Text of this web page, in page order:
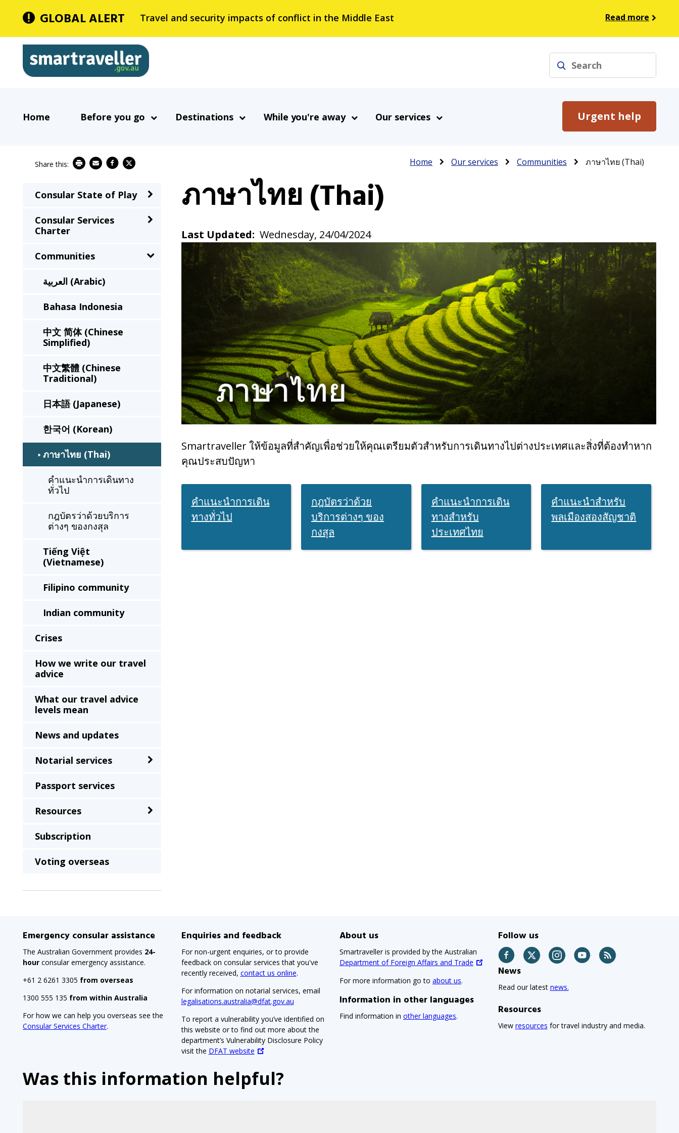
main
content
GLOBAL ALERT Travel and security impacts of conflict in the Middle East Read more
Smartraveller
Search
Main
navigation
clicked
Home Before you go Destinations While you're away Urgent help
Our services
Breadcrumb
Home Our services Communities ภาษาไทย (Thai)
ภาษาไทย (Thai)
Last Updated Wednesday, 24/04/2024
Smartraveller ให้ข้อมูลที่สำคัญเพื่อช่วยให้คุณเตรียมตัวสำหรับการเดินทางไปต่างประเทศและสิ่งที่ต้องทำหาก
คุณประสบปัญหา
คำแนะนำการเดิน
ทางทั่วไป
กฎบัตรว่าด้วย
บริการต่างๆ ของ
กงสุล
คำแนะนำการเดิน
ทางสำหรับ
ประเทศไทย
คำแนะนำสำหรับ
พลเมืองสองสัญชาติ
Main
navigation
Consular State of Play
Consular Services
Charter
Communities
العربية (Arabic)
Bahasa Indonesia
中文 简体 (Chinese
Simplified)
中文繁體 (Chinese
Traditional)
日本語 (Japanese)
한국어 (Korean)
ภาษาไทย (Thai)
คำแนะนำการเดินทาง
ทั่วไป
กฎบัตรว่าด้วยบริการ
ต่างๆ ของกงสุล
Tiếng Việt
(Vietnamese)
Filipino community
Indian community
Crises
How we write our travel
advice
What our travel advice
levels mean
News and updates
Notarial services
Passport services
Resources
Subscription
Voting overseas
Emergency consular assistance
The Australian Government provides 24-
hour consular emergency assistance.
+61 2 6261 3305 from overseas
1300 555 135 from within Australia
For how we can help you overseas see the
Consular Services Charter.
Enquiries and feedback
For non-urgent enquiries, or to provide
feedback on consular services that you've
recently received, contact us online.
For information on notarial services, email
legalisations.australia@dfat.gov.au
To report a vulnerability you’ve identified on
this website or to find out more about the
department’s Vulnerability Disclosure Policy
visit the DFAT website
About us
Smartraveller is provided by the Australian
Department of Foreign Affairs and Trade
For more information go to about us.
Information in other languages
Find information in other languages.
Follow us
Facebook Twitter InstagramYouTube
News
Read our latest news.
Resources
View resources for travel industry and media.
Was this information helpful?